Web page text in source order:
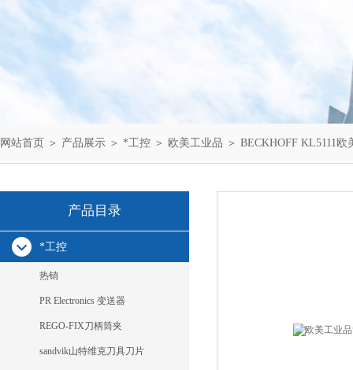
网站首页 ＞ 产品展示 ＞ *工控 ＞ 欧美工业品 ＞ BECKHOFF KL5111
产品目录
*工控
热销
PR Electronics 变送器
REGO-FIX刀柄筒夹
sandvik山特维克刀具刀片